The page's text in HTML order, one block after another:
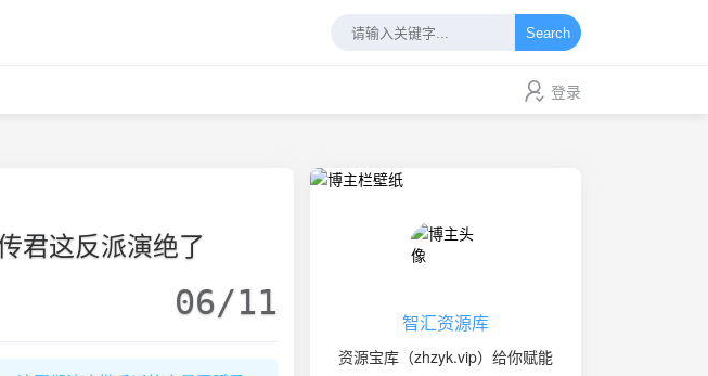
Search
登录
君这反派演绝了
06/11 智汇资源库
资源宝库（zhzyk.vip）给你赋能